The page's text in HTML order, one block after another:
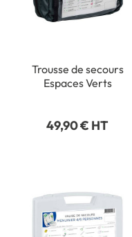
Trousse de secours
Espaces Verts
49,90 € HT